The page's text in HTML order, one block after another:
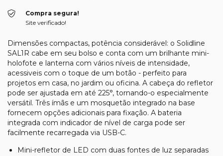
Compra segura!
Site verificado!
Dimensões compactas, potência considerável: o Solidline
SAL1R cabe em seu bolso e conta com um brilhante mini-
holofote e lanterna com vários níveis de intensidade,
acessiveis com o toque de um botão - perfeito para
projetos em casa, no jardim ou oficina. A cabeça do refletor
pode ser ajustada em até 225°, tornando-o especialmente
versátil. Três ímãs e um mosquetão integrado na base
fornecem opções adicionais para fixação. A bateria
integrada com indicador de nível de carga pode ser
facilmente recarregada via USB-C.
Mini-refletor de LED com duas fontes de luz separadas